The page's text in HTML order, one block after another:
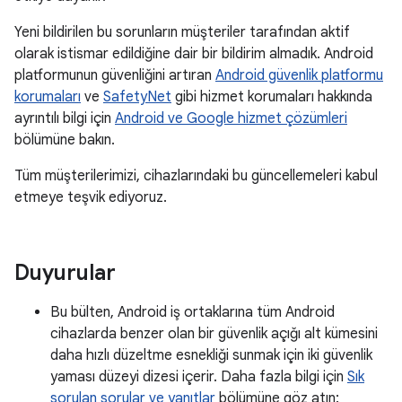
Yeni bildirilen bu sorunların müşteriler tarafından aktif
olarak istismar edildiğine dair bir bildirim almadık. Android
platformunun güvenliğini artıran Android güvenlik platformu
korumaları ve SafetyNet gibi hizmet korumaları hakkında
ayrıntılı bilgi için Android ve Google hizmet çözümleri
bölümüne bakın.
Tüm müşterilerimizi, cihazlarındaki bu güncellemeleri kabul
etmeye teşvik ediyoruz.
Duyurular
Bu bülten, Android iş ortaklarına tüm Android
cihazlarda benzer olan bir güvenlik açığı alt kümesini
daha hızlı düzeltme esnekliği sunmak için iki güvenlik
yaması düzeyi dizesi içerir. Daha fazla bilgi için Sık
sorulan sorular ve yanıtlar bölümüne göz atın: